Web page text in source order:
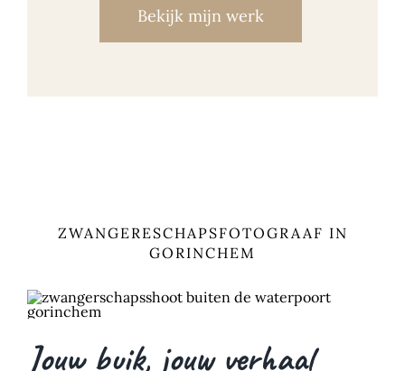
Bekijk mijn werk
ZWANGERESCHAPSFOTOGRAAF IN
GORINCHEM
Jouw buik, jouw verhaal